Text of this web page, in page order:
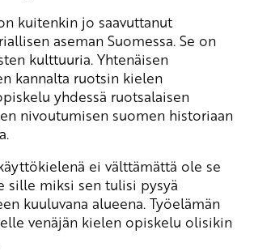
kuitenkin jo saavuttanut
aseman Suomessa. Se on
kulttuuria. Yhtenäisen
kannalta ruotsin kielen
yhdessä ruotsalaisen
nivoutumisen suomen historiaan
ei välttämättä ole se
sille miksi sen tulisi pysyä
kuuluvana alueena. Työelämän
venäjän kielen opiskelu olisikin